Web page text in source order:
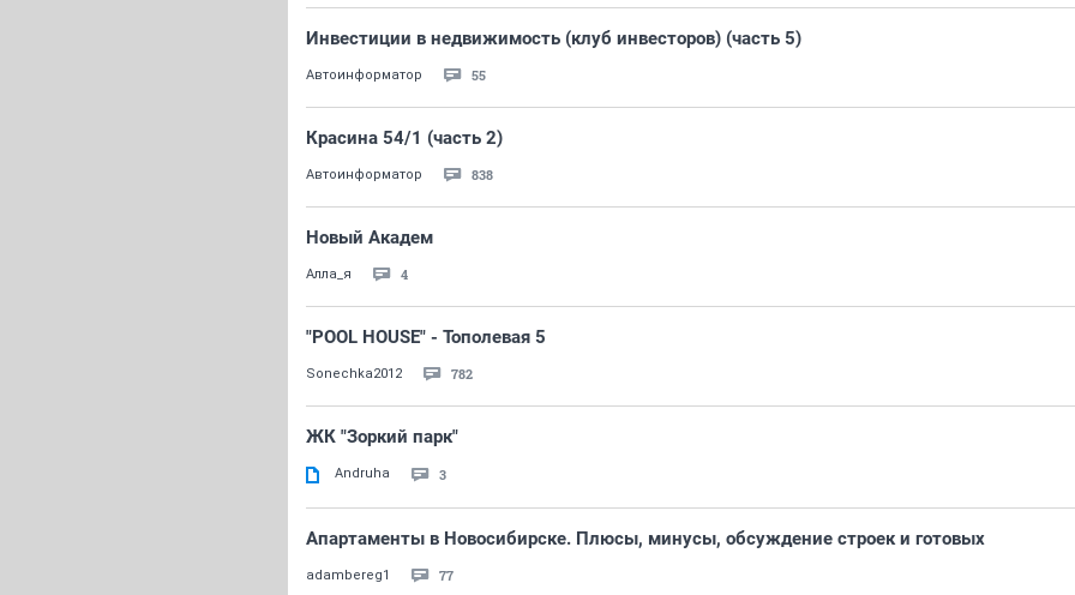
Инвестиции в недвижимость (клуб инвесторов) (часть 5)
Автоинформатор 55
Красина 54/1 (часть 2)
Автоинформатор 838
Новый Академ
Алла_я 4
"POOL HOUSE" - Тополевая 5
Sonechka2012 782
ЖК "Зоркий парк"
Andruha 3
Апартаменты в Новосибирске. Плюсы, минусы, обсуждение строек и готовых
adambereg1 77